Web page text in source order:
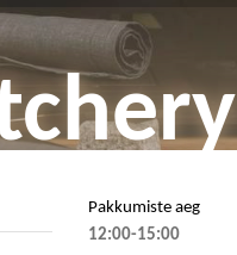
Pakkumiste aeg
12:00-15:00